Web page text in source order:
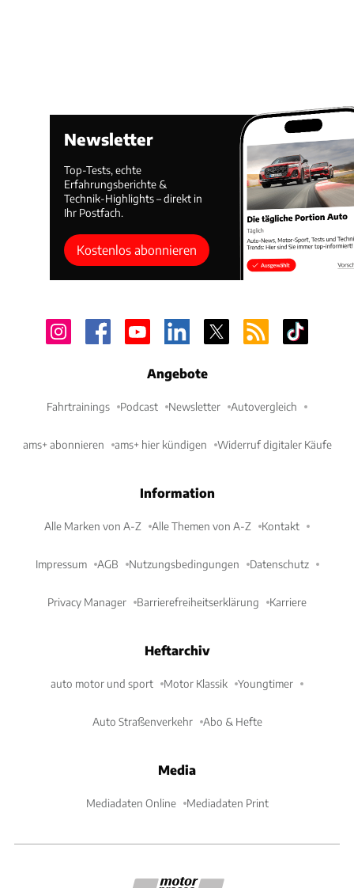
Newsletter
Top-Tests, echte
Erfahrungsberichte &
Technik-Highlights – direkt in
Ihr Postfach.
Kostenlos abonnieren
Angebote
Fahrtrainings Podcast Newsletter Autovergleich
ams+ abonnieren ams+ hier kündigen Widerruf digitaler Käufe
Information
Alle Marken von A-Z Alle Themen von A-Z Kontakt
Impressum AGB Nutzungsbedingungen Datenschutz
Privacy Manager Barrierefreiheitserklärung Karriere
Heftarchiv
auto motor und sport Motor Klassik Youngtimer
Auto Straßenverkehr Abo & Hefte
Media
Mediadaten Online Mediadaten Print